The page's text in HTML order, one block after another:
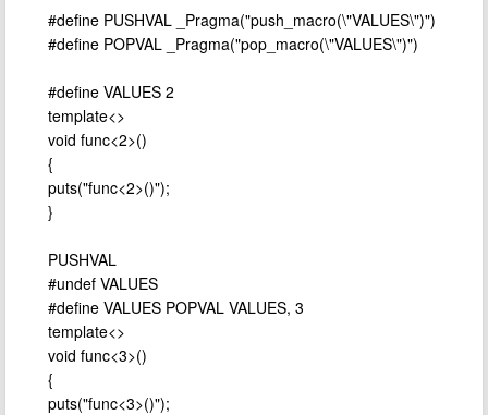
#define PUSHVAL _Pragma("push_macro(\"VALUES\")")
#define POPVAL _Pragma("pop_macro(\"VALUES\")")
#define VALUES 2
template<>
void func<2>()
{
puts("func<2>()");
}
PUSHVAL
#undef VALUES
#define VALUES POPVAL VALUES, 3
template<>
void func<3>()
{
puts("func<3>()");